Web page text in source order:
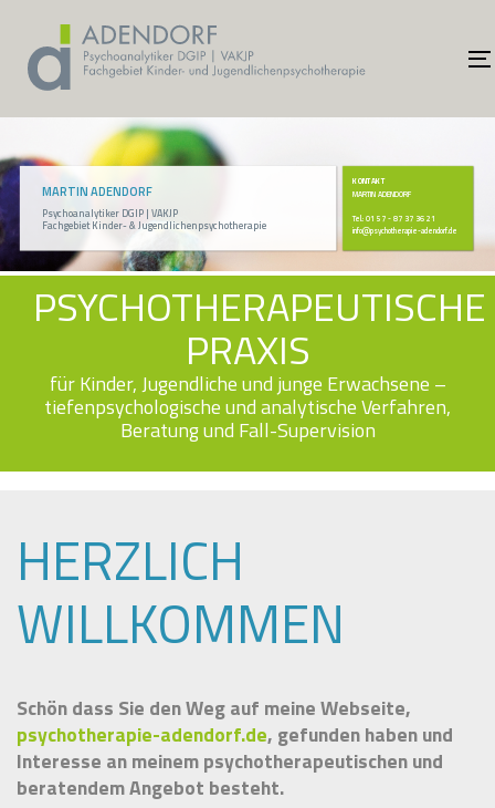
überspringen
primären
Navigation
springen
Zum
springen
MARTIN ADENDORF
Psychoanalytiker DGIP | VAKJP
Fachgebiet Kinder- & Jugendlichenpsychotherapie
KONTAKT
MARTIN ADENDORF
Tel.: 01 57 - 87 37 36 21
info@psychotherapie-adendorf.de
PSYCHOTHERAPEUTISCHE
PRAXIS
für Kinder, Jugendliche und junge Erwachsene –
tiefenpsychologische und analytische Verfahren,
Beratung und Fall-Supervision
HERZLICH
WILLKOMMEN
Schön dass Sie den Weg auf meine Webseite,
psychotherapie-adendorf.de, gefunden haben und
Interesse an meinem psychotherapeutischen und
beratendemAngebot besteht.